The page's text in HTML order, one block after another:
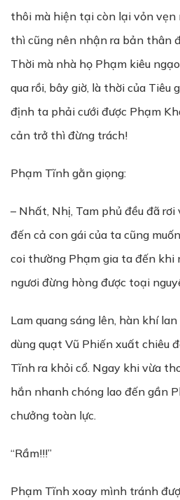
thôi mà hiện tại còn lại vỏn
thì cũng nên nhận ra bản thân
Thời mà nhà họ Phạm kiêu
qua rồi, bây giờ, là thời của Tiêu
định ta phải cưới được Phạm
cản trở thì đừng trách!
Phạm Tĩnh gằn giọng:
– Nhất, Nhị, Tam phủ đều đã rơi
đến cả con gái của ta cũng
coi thường Phạm gia ta đến khi
ngươi đừng hòng được toại
Lam quang sáng lên, hàn khí
dùng quạt Vũ Phiến xuất chiêu
Tĩnh ra khỏi cổ. Ngay khi vừa
hắn nhanh chóng lao đến gần
chưởng toàn lực.
“Rầm!!!”
Phạm Tĩnh xoay mình tránh